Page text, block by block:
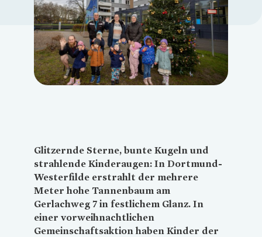
Loading...
Glitzernde Sterne, bunte Kugeln und
strahlende Kinderaugen: In Dortmund-
Westerfilde erstrahlt der mehrere
Meter hohe Tannenbaum am
Gerlachweg 7 in festlichem Glanz. In
einer vorweihnachtlichen
Gemeinschaftsaktion haben Kinder der